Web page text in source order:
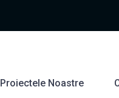
Proiectele Noastre